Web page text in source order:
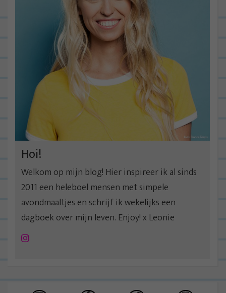
Hoi!
Welkom op mijn blog! Hier inspireer ik al sinds
2011 een heleboel mensen met simpele
avondmaaltjes en schrijf ik wekelijks een
dagboek over mijn leven. Enjoy! x Leonie
Instagram